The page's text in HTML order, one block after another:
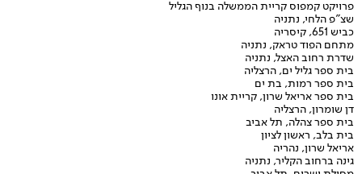
פרויקט קמפוס קריית הממשלה בנוף הגליל
שצ"פ הלחי, נתניה
כביש 651, קיסריה
מתחם הפוד טראק, נתניה
שדרת רחוב האצל, נתניה
בית ספר גליל ים, הרצליה
בית ספר רמות, בת ים
בית ספר אריאל שרון, קריית אונו
דן שומרון, הרצליה
בית ספר צהלה, תל אביב
בית בלב, ראשון לציון
אריאל שרון, נהריה
גינה ברחוב הקליר, נתניה